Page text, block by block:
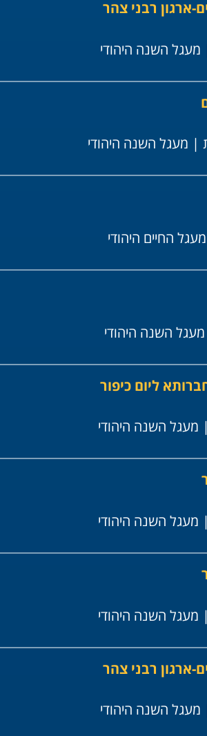
ארגון רבני צהר
מעגל השנה היהודי
| מעגל השנה היהודי
מעגל החיים היהודי
מעגל השנה היהודי
ליום כיפור
| מעגל השנה היהודי
| מעגל השנה היהודי
| מעגל השנה היהודי
ארגון רבני צהר
מעגל השנה היהודי